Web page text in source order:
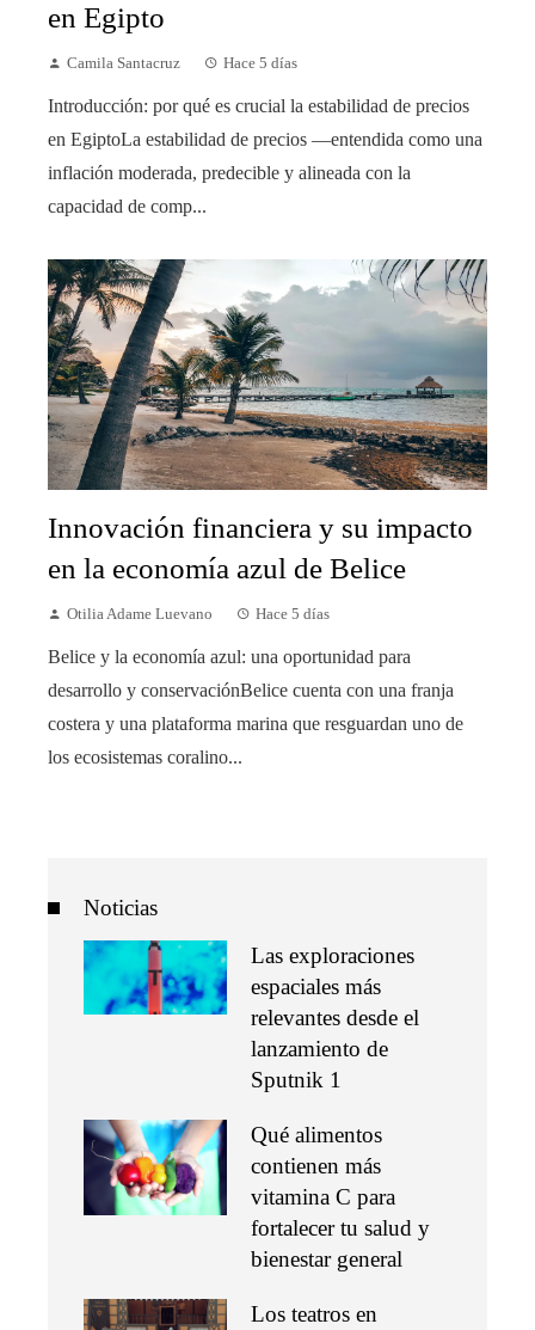
en Egipto
Camila Santacruz Hace 5 días
Introducción: por qué es crucial la estabilidad de precios
en EgiptoLa estabilidad de precios —entendida como una
inflación moderada, predecible y alineada con la
capacidad de comp...
Innovación financiera y su impacto
en la economía azul de Belice
Otilia Adame Luevano Hace 5 días
Belice y la economía azul: una oportunidad para
desarrollo y conservaciónBelice cuenta con una franja
costera y una plataforma marina que resguardan uno de
los ecosistemas coralino...
Noticias
Las exploraciones
espaciales más
relevantes desde el
lanzamiento de
Sputnik 1
Qué alimentos
contienen más
vitamina C para
fortalecer tu salud y
bienestar general
Los teatros en